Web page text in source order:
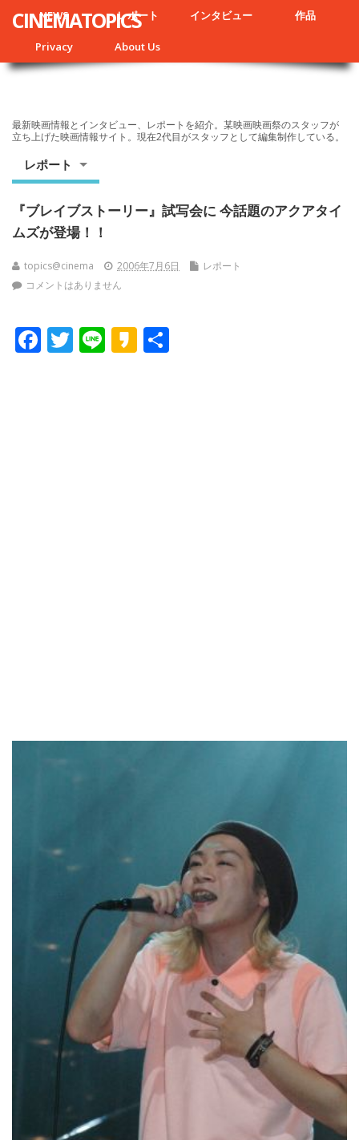
NEWS レポート インタビュー 作品
Privacy About Us
CINEMATOPICS
最新映画情報とインタビュー、レポートを紹介。某映画映画祭のスタッフが
立ち上げた映画情報サイト。現在2代目がスタッフとして編集制作している。
レポート
『ブレイブストーリー』試写会に 今話題のアクアタイ
ムズが登場！！
topics@cinema 2006年7月6日
レポート
コメントはありません
F T Li K